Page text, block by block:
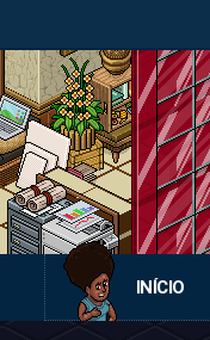
INÍCIO